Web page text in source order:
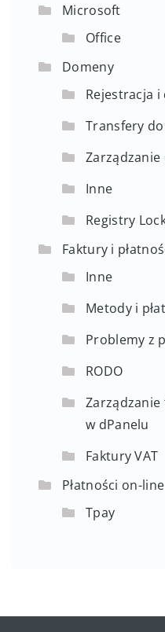
Microsoft
Office
Domeny
Rejestracja
Transfery
Inne
Registry
Faktury i
Inne
Metody i
Problemy z
RODO
w dPanelu
Faktury VAT
Płatności on-line
Tpay